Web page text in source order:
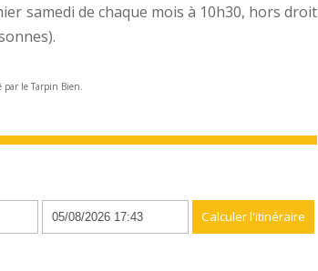
samedi de chaque mois à 10h30, hors droit
par le Tarpin Bien.